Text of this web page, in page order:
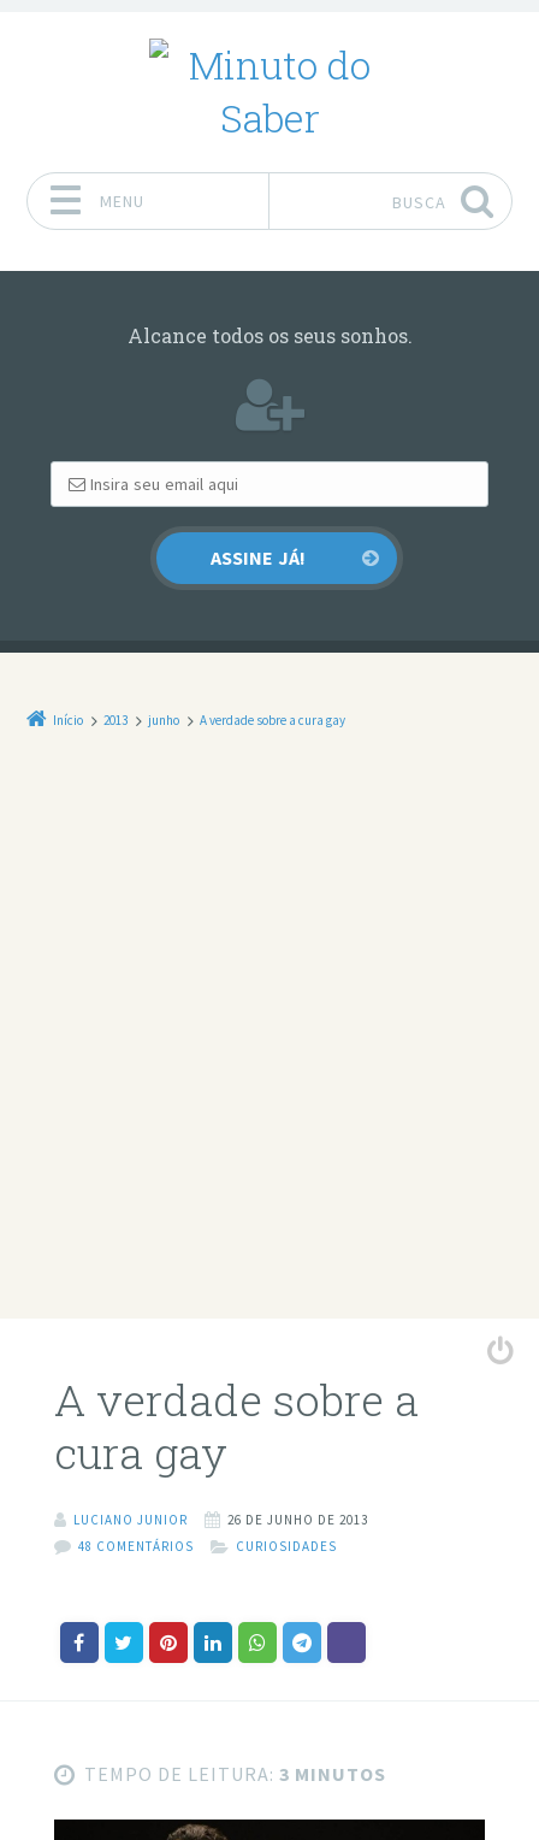
MENU BUSCA
Alcance todos os seus sonhos.
Início 2013 junho A verdade sobre a cura gay
A verdade sobre a
cura gay
LUCIANO JUNIOR
26 DE JUNHO DE 2013
48 COMENTÁRIOS
CURIOSIDADES
TEMPO DE LEITURA: 3 MINUTOS